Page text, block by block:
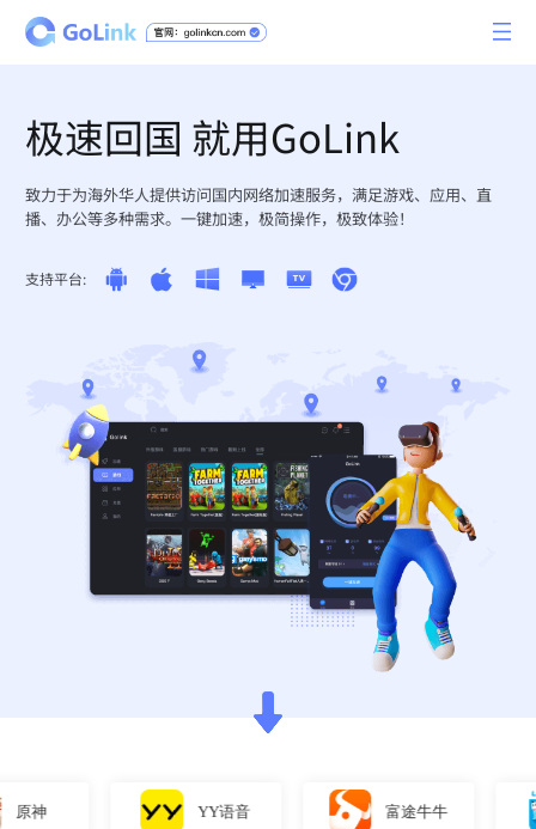
极速回国 就用GoLink
致力于为海外华人提供访问国内网络加速服务，满足游戏、应用、直
播、办公等多种需求。一键加速，极简操作，极致体验！
支持平台:
神 YY语音 富途牛牛